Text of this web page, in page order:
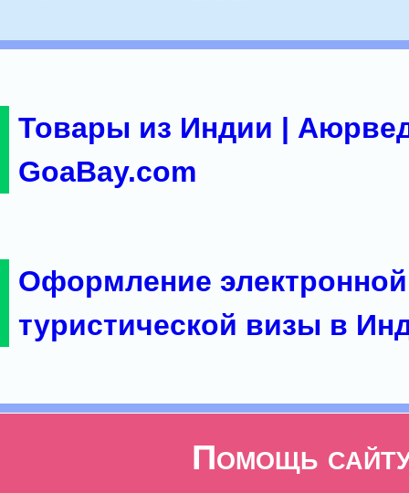
Товары из Индии |
GoaBay.com
Оформление электронной
туристической визы в
Помощь